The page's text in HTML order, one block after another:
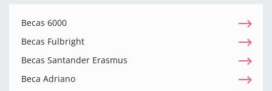
Becas 6000
Becas Fulbright
Becas Santander Erasmus
Beca Adriano